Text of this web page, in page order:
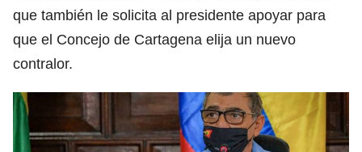
que también le solicita al presidente apoyar para
que el Concejo de Cartagena elija un nuevo
contralor.